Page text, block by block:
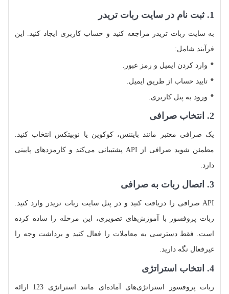
1. ثبت‌ نام در سایت ربات تریدر
به سایت ربات تریدر مراجعه کنید و حساب کاربری ایجاد کنید. این
فرآیند شامل:
وارد کردن ایمیل و رمز عبور.
تایید حساب از طریق ایمیل.
ورود به پنل کاربری.
2. انتخاب صرافی
یک صرافی معتبر مانند بایننس، کوکوین یا نوبیتکس انتخاب کنید.
مطمئن شوید صرافی از API پشتیبانی می‌کند و کارمزدهای پایینی
دارد.
3. اتصال ربات به صرافی
API صرافی را دریافت کنید و در پنل سایت ربات تریدر وارد کنید.
ربات پروفسور با آموزش‌های تصویری، این مرحله را ساده کرده
است. فقط دسترسی به معاملات را فعال کنید و برداشت وجه را
غیرفعال نگه دارید.
4. انتخاب استراتژی
ربات پروفسور استراتژی‌های آماده‌ای مانند استراتژی 123 ارائه